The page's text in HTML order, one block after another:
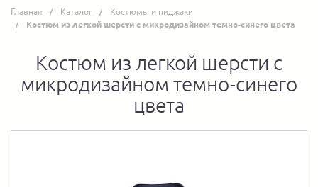
Главная Каталог Костюмы и пиджаки
Костюм из легкой шерсти с микродизайном темно-синего цвета
Костюм из легкой шерсти с
микродизайном темно-синего
цвета